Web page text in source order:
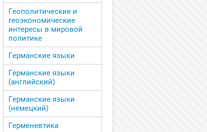
Геополитические и
геоэкономические
интересы в мировой
политике
Германские языки
Германские языки
(английский)
Германские языки
(немецкий)
Герменевтика